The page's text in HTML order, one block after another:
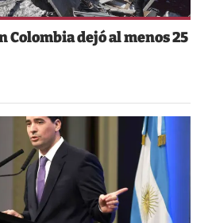
Colombia dejó al menos 25